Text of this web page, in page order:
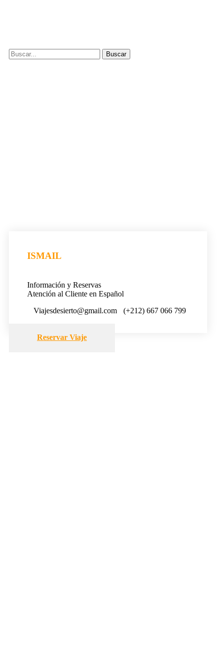
ISMAIL
Información y Reservas
Atención al Cliente en Español
Viajesdesierto@gmail.com
(+212) 667 066 799
Reservar Viaje